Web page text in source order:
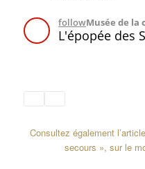
Consultez également
secours », sur le